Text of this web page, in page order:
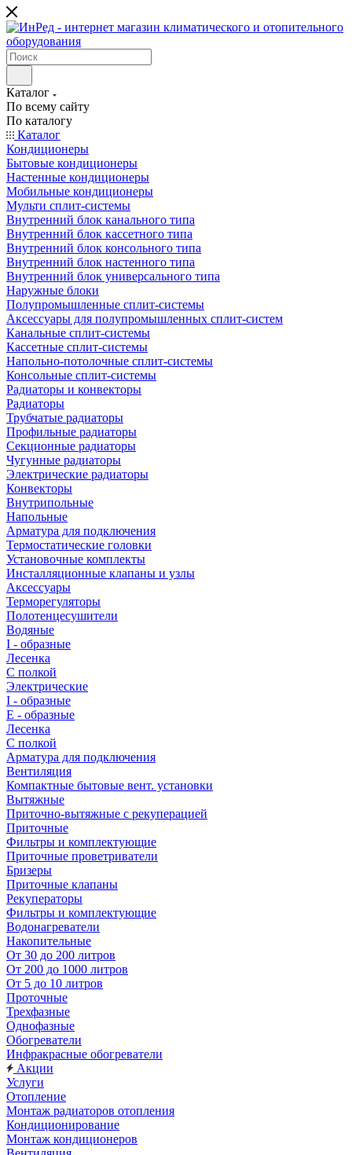
Каталог
По всему сайту
По каталогу
Каталог
Кондиционеры
Бытовые кондиционеры
Настенные кондиционеры
Мобильные кондиционеры
Мульти сплит-системы
Внутренний блок канального типа
Внутренний блок кассетного типа
Внутренний блок консольного типа
Внутренний блок настенного типа
Внутренний блок универсального типа
Наружные блоки
Полупромышленные сплит-системы
Аксессуары для полупромышленных сплит-систем
Канальные сплит-системы
Кассетные сплит-системы
Напольно-потолочные сплит-системы
Консольные сплит-системы
Радиаторы и конвекторы
Радиаторы
Трубчатые радиаторы
Профильные радиаторы
Секционные радиаторы
Чугунные радиаторы
Электрические радиаторы
Конвекторы
Внутрипольные
Напольные
Арматура для подключения
Термостатические головки
Установочные комплекты
Инсталляционные клапаны и узлы
Аксессуары
Терморегуляторы
Полотенцесушители
Водяные
I - образные
Лесенка
С полкой
Электрические
I - образные
E - образные
Лесенка
С полкой
Арматура для подключения
Вентиляция
Компактные бытовые вент. установки
Вытяжные
Приточно-вытяжные с рекуперацией
Приточные
Фильтры и комплектующие
Приточные проветриватели
Бризеры
Приточные клапаны
Рекуператоры
Фильтры и комплектующие
Водонагреватели
Накопительные
От 30 до 200 литров
От 200 до 1000 литров
От 5 до 10 литров
Проточные
Трехфазные
Однофазные
Обогреватели
Инфракрасные обогреватели
Акции
Услуги
Отопление
Монтаж радиаторов отопления
Кондиционирование
Монтаж кондиционеров